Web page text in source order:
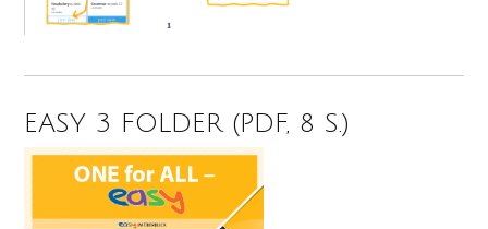
EASY 3 FOLDER (PDF, 8 S.)